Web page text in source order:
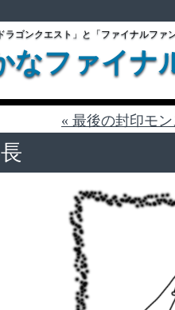
ラゴンクエスト」と「ファイナルフ
なファイナ
« 最後の封印モ